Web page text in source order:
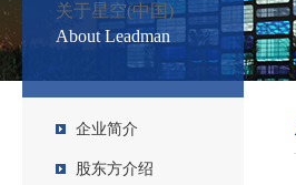
关于星空(中国)
About Leadman
企业简介
股东方介绍